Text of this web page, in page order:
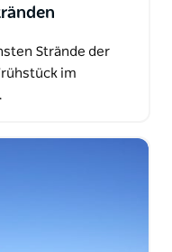
Strände der
im